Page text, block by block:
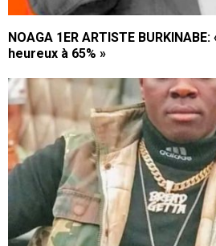
NOAGA 1ER ARTISTE
heureux à 65% »